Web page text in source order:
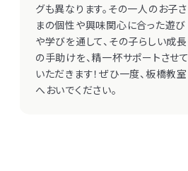
グも異なります。その一人のお子さ
まの個性や興味関心に合った遊び
や学びを通して、その子らしい成長
の手助けを、精一杯サポートさせて
いただきます！ぜひ一度、板橋教室
へおいでください。